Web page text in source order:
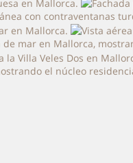
con contraventanas
mar en Mallorca,
el núcleo